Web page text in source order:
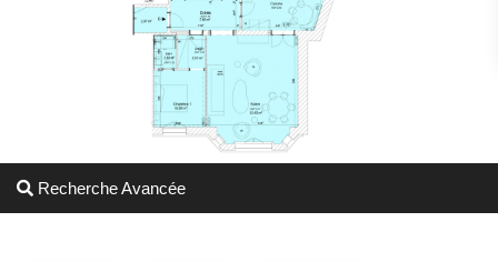
Recherche Avancée